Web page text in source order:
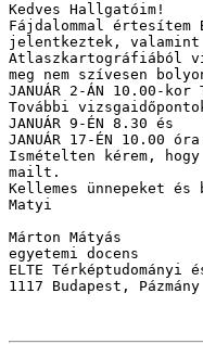
Kedves Hallgatóim!
Fájdalommal
jelentkeztek, valamint
Atlaszkartográfiából
meg nem szívesen
JANUÁR 2-ÁN 10.00-kor
További
JANUÁR 9-ÉN 8.30 és
JANUÁR 17-ÉN 10.00
Ismételten kérem,
mailt.
Kellemes ünnepeket
Matyi
Márton Mátyás
egyetemi docens
ELTE
1117 Budapest,